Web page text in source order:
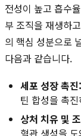
전성이 높고 흡수
부 조직을 재생하
의 핵심 성분으로
다음과 같습니다.
세포 성장 촉진:
틴 합성을 촉
상처 치유 및
혈관 생성을